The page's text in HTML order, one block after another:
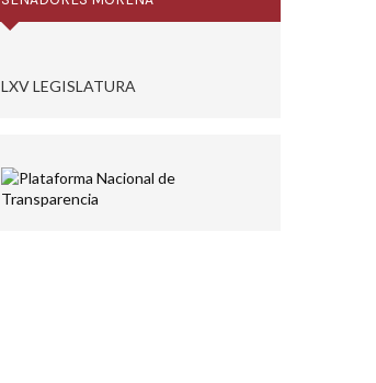
LXV LEGISLATURA